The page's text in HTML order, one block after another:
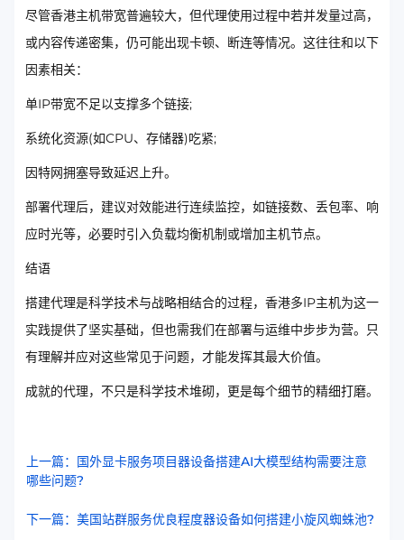
尽管香港主机带宽普遍较大，但代理使用过程中若并发量过高，
或内容传递密集，仍可能出现卡顿、断连等情况。这往往和以下
因素相关：
单IP带宽不足以支撑多个链接;
系统化资源(如CPU、存储器)吃紧;
因特网拥塞导致延迟上升。
部署代理后，建议对效能进行连续监控，如链接数、丢包率、响
应时光等，必要时引入负载均衡机制或增加主机节点。
结语
搭建代理是科学技术与战略相结合的过程，香港多IP主机为这一
实践提供了坚实基础，但也需我们在部署与运维中步步为营。只
有理解并应对这些常见于问题，才能发挥其最大价值。
成就的代理，不只是科学技术堆砌，更是每个细节的精细打磨。
上一篇：国外显卡服务项目器设备搭建AI大模型结构需要注意
哪些问题?
下一篇：美国站群服务优良程度器设备如何搭建小旋风蜘蛛池?